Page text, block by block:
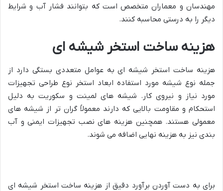
مهندسان و معماران متخصص است که بتوانند فشار آب و شرایط
دیگر را به درستی محاسبه کنند.
هزینه ساخت استخر شیشه ای
هزینه ساخت استخر شیشه ای به عوامل متعددی بستگی دارد از
جمله نوع شیشه مورد استفاده ابعاد استخر نوع طراحی تجهیزات
مورد نیاز و نیروی کار. شیشه های لمینت و سکوریت به دلیل
استحکام و مقاومت بالایی که دارند معمولاً گران تر از شیشه های
معمولی هستند. همچنین هزینه های نصب تجهیزات ایمنی و آب
بندی نیز به هزینه نهایی اضافه می شوند.
برای به دست آوردن برآورد دقیق از هزینه ساخت استخر شیشه ای